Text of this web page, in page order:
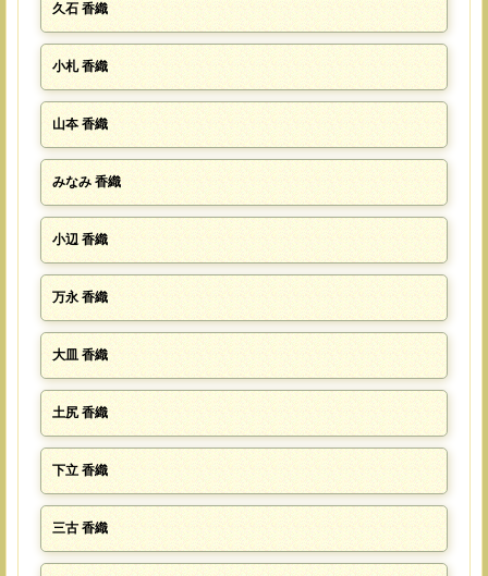
久石 香織
小札 香織
山夲 香織
みなみ 香織
小辺 香織
万永 香織
大皿 香織
土尻 香織
下立 香織
三古 香織